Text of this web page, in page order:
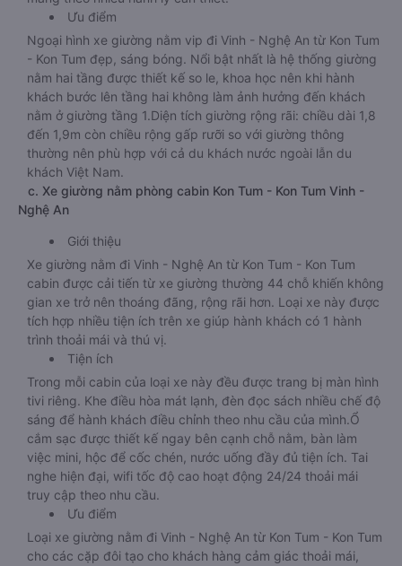
Ưu điểm
Ngoại hình xe giường nằm vip đi Vinh - Nghệ An từ Kon Tum
- Kon Tum đẹp, sáng bóng. Nổi bật nhất là hệ thống giường
nằm hai tầng được thiết kế so le, khoa học nên khi hành
khách bước lên tầng hai không làm ảnh hưởng đến khách
nằm ở giường tầng 1.Diện tích giường rộng rãi: chiều dài 1,8
đến 1,9m còn chiều rộng gấp rưỡi so với giường thông
thường nên phù hợp với cả du khách nước ngoài lẫn du
khách Việt Nam.
c. Xe giường nằm phòng cabin Kon Tum - Kon Tum Vinh -
Nghệ An
Giới thiệu
Xe giường nằm đi Vinh - Nghệ An từ Kon Tum - Kon Tum
cabin được cải tiến từ xe giường thường 44 chỗ khiến không
gian xe trở nên thoáng đãng, rộng rãi hơn. Loại xe này được
tích hợp nhiều tiện ích trên xe giúp hành khách có 1 hành
trình thoải mái và thú vị.
Tiện ích
Trong mỗi cabin của loại xe này đều được trang bị màn hình
tivi riêng. Khe điều hòa mát lạnh, đèn đọc sách nhiều chế độ
sáng để hành khách điều chỉnh theo nhu cầu của mình.Ổ
cắm sạc được thiết kế ngay bên cạnh chỗ nằm, bàn làm
việc mini, hộc để cốc chén, nước uống đầy đủ tiện ích. Tai
nghe hiện đại, wifi tốc độ cao hoạt động 24/24 thoải mái
truy cập theo nhu cầu.
Ưu điểm
Loại xe giường nằm đi Vinh - Nghệ An từ Kon Tum - Kon Tum
cho các cặp đôi tạo cho khách hàng cảm giác thoải mái,